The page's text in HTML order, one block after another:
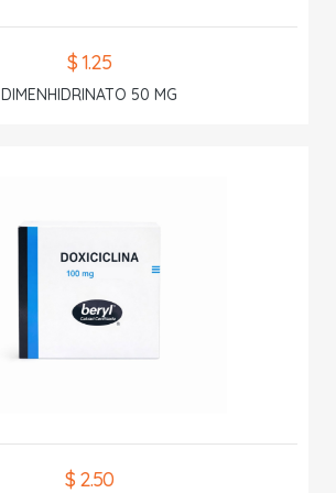
$ 1.25
DIMENHIDRINATO 50 MG
$ 2.50